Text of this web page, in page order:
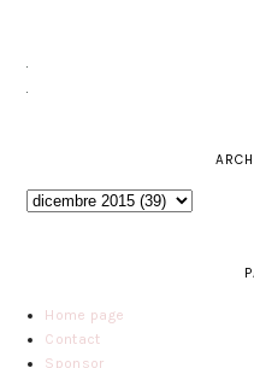
Home page
Contact
Sponsor